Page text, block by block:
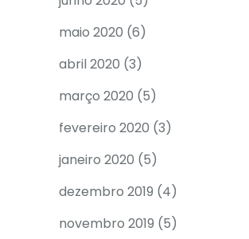
maio 2020 (6)
abril 2020 (3)
março 2020 (5)
fevereiro 2020 (3)
janeiro 2020 (5)
dezembro 2019 (4)
novembro 2019 (5)